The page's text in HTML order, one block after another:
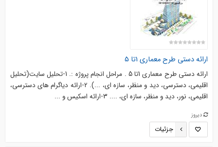
ارائه دستی طرح معماری 1تا 5
ارائه دستی طرح معماری 1تا 5 . مراحل انجام پروژه :. 1-تحلیل سایت(تحلیل
اقلیمی، دسترسی، دید و منظر، سازه ای، ...). 2-ارائه دیاگرام های دسترسی،
اقلیمی، نور، دید و منظر، سازه ای، .... 3-ارائه اسکیس و ...
دیروز
جزئیات